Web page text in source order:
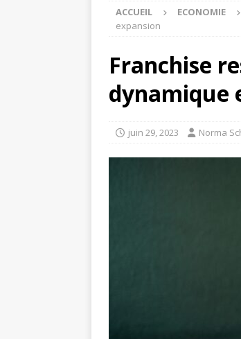
ACCUEIL ECONOMIE
expansion
Franchise
dynamique
juin 29, 2023 Norma